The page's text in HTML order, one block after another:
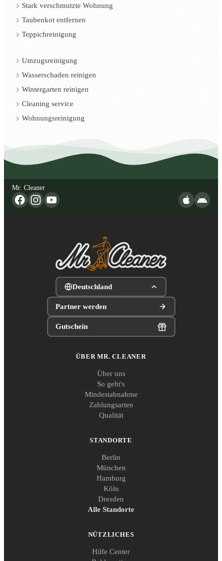
Stark verschmutzte Wohnung
Taubenkot entfernen
Teppichreinigung
Umzugsreinigung
Wasserschaden reinigen
Wintergarten reinigen
Cleaning service
Wohnungsreinigung
Mr. Cleaner
Deutschland
Partner werden
Gutschein
ÜBER MR. CLEANER
Über uns
So geht's
Mindestabnahme
Zahlungsarten
Qualität
STANDORTE
Berlin
München
Hamburg
Köln
Dresden
Alle Standorte
NÜTZLICHES
Hilfe Center